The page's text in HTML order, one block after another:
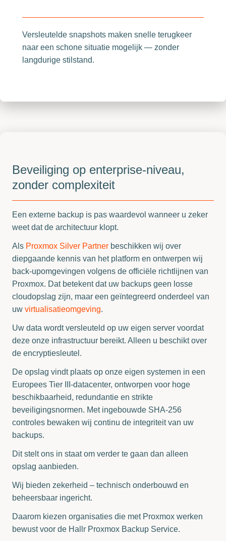
Versleutelde snapshots maken snelle terugkeer
naar een schone situatie mogelijk — zonder
langdurige stilstand.
Beveiliging op enterprise-niveau,
zonder complexiteit
Een externe backup is pas waardevol wanneer u zeker
weet dat de architectuur klopt.
Als Proxmox Silver Partner beschikken wij over
diepgaande kennis van het platform en ontwerpen wij
back-upomgevingen volgens de officiële richtlijnen van
Proxmox. Dat betekent dat uw backups geen losse
cloudopslag zijn, maar een geïntegreerd onderdeel van
uw virtualisatieomgeving.
Uw data wordt versleuteld op uw eigen server voordat
deze onze infrastructuur bereikt. Alleen u beschikt over
de encryptiesleutel.
De opslag vindt plaats op onze eigen systemen in een
Europees Tier III-datacenter, ontworpen voor hoge
beschikbaarheid, redundantie en strikte
beveiligingsnormen. Met ingebouwde SHA-256
controles bewaken wij continu de integriteit van uw
backups.
Dit stelt ons in staat om verder te gaan dan alleen
opslag aanbieden.
Wij bieden zekerheid – technisch onderbouwd en
beheersbaar ingericht.
Daarom kiezen organisaties die met Proxmox werken
bewust voor de Hallr Proxmox Backup Service.